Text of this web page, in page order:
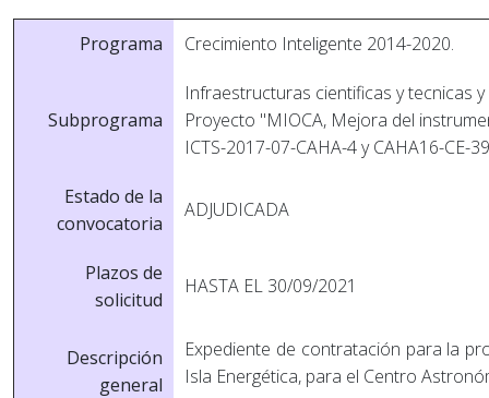
Programa Crecimiento Inteligente 2014-2020.
Subprograma
Infraestructuras cientificas y tecnicas
Proyecto "MIOCA, Mejora del
ICTS-2017-07-CAHA-4 y CAHA16-CE-
Estado de la
convocatoria
ADJUDICADA
Plazos de
solicitud
HASTA EL 30/09/2021
Descripción
general
Expediente de contratación para la
Isla Energética, para el Centro